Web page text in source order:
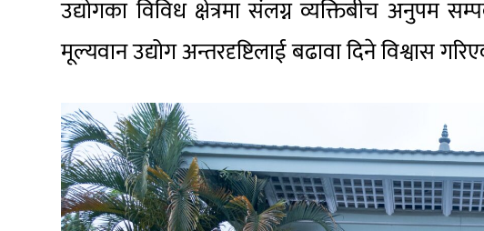
उद्योगका विविध क्षेत्रमा संलग्न व्यक्तिबीच अनुपम
मूल्यवान उद्योग अन्तरदृष्टिलाई बढावा दिने विश्वास